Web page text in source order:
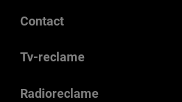
Contact
Tv-reclame
Radioreclame